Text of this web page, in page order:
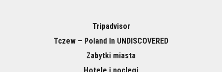
Tripadvisor
Tczew – Poland In UNDISCOVERED
Zabytki miasta